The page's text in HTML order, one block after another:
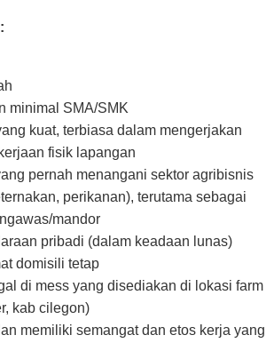
minimal SMA/SMK
kuat, terbiasa dalam mengerjakan
fisik lapangan
pernah menangani sektor agribisnis
perikanan), terutama sebagai
mandor
pribadi (dalam keadaan lunas)
domisili tetap
di mess yang disediakan di lokasi farm
kab cilegon)
memiliki semangat dan etos kerja yang